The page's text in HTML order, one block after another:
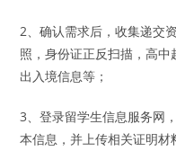
2、确认需求后，收集递交
照，身份证正反扫描，高
出入境信息等；
3、登录留学生信息服务网
本信息，并上传相关证明材